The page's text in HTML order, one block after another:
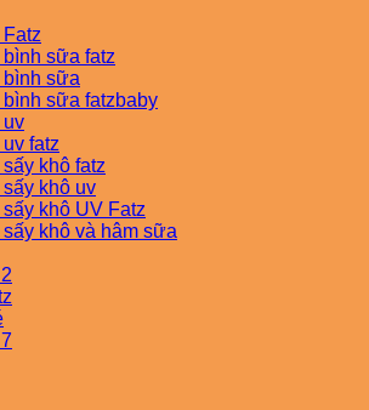
Fatz
bình sữa fatz
bình sữa
bình sữa fatzbaby
uv
fatz
khô fatz
sấy khô uv
khô UV Fatz
sấy khô và hâm sữa